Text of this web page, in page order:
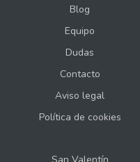
Blog
Equipo
Dudas
Contacto
Aviso legal
Política de cookies